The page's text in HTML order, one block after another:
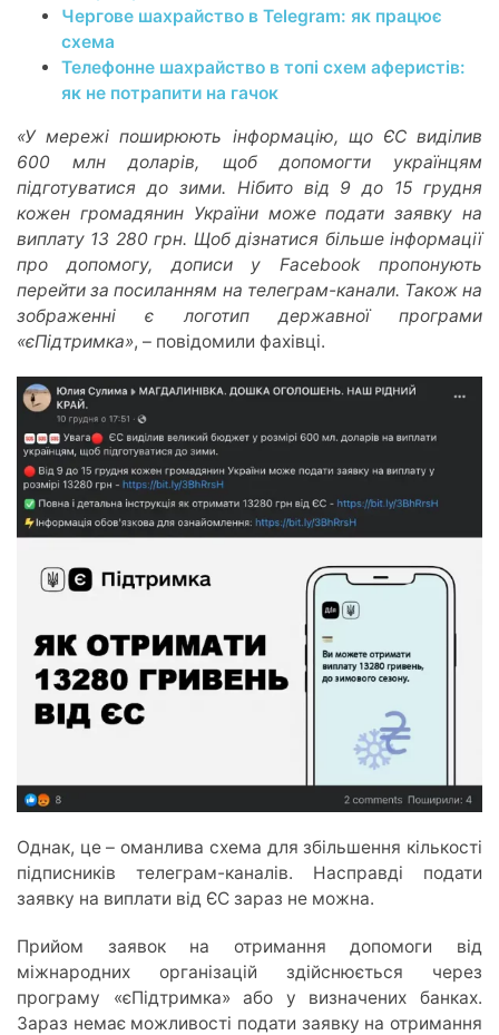
Чергове шахрайство в Telegram: як працює
схема
Телефонне шахрайство в топі схем аферистів:
як не потрапити на гачок
«У мережі поширюють інформацію, що ЄС виділив
600 млн доларів, щоб допомогти українцям
підготуватися до зими. Нібито від 9 до 15 грудня
кожен громадянин України може подати заявку на
виплату 13 280 грн. Щоб дізнатися більше інформації
про допомогу, дописи у Facebook пропонують
перейти за посиланням на телеграм-канали. Також на
зображенні є логотип державної програми
«єПідтримка», – повідомили фахівці.
Однак, це – оманлива схема для збільшення кількості
підписників телеграм-каналів. Насправді подати
заявку на виплати від ЄС зараз не можна.
Прийом заявок на отримання допомоги від
міжнародних організацій здійснюється через
програму «єПідтримка» або у визначених банках.
Зараз немає можливості подати заявку на отримання